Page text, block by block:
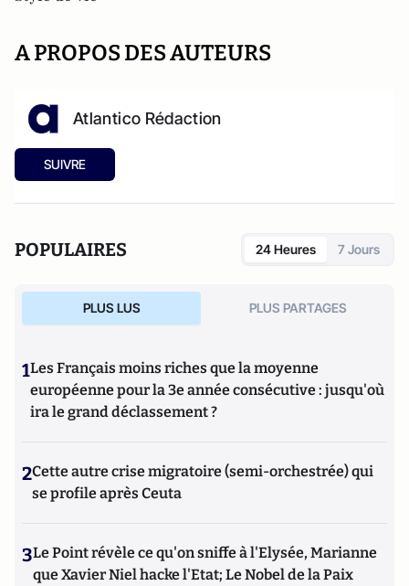
A PROPOS DES AUTEURS
Atlantico Rédaction
SUIVRE
POPULAIRES 24 Heures 7 Jours
PLUS LUS PLUS PARTAGES
1Les Français moins riches que la moyenne
européenne pour la 3e année consécutive : jusqu'où
ira le grand déclassement ?
2Cette autre crise migratoire (semi-orchestrée) qui
se profile après Ceuta
3Le Point révèle ce qu'on sniffe à l'Elysée, Marianne
que Xavier Niel hacke l'Etat; Le Nobel de la Paix